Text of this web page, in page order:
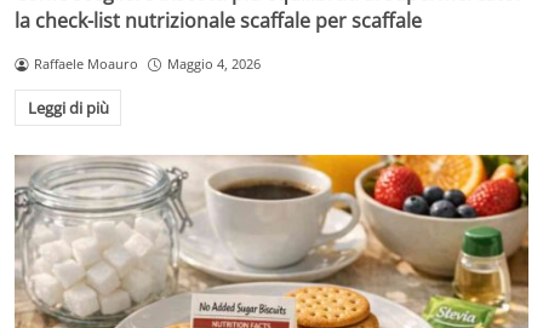
la check-list nutrizionale scaffale per scaffale
Raffaele Moauro Maggio 4, 2026
Leggi di più